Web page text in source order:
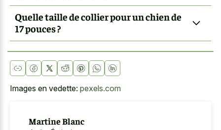
Quelle taille de collier pour un chien de
17 pouces ?
Images en vedette: pexels.com
Martine Blanc